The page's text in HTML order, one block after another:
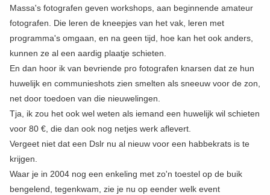
Massa's fotografen geven workshops, aan beginnende amateur
fotografen. Die leren de kneepjes van het vak, leren met
programma's omgaan, en na geen tijd, hoe kan het ook anders,
kunnen ze al een aardig plaatje schieten.
En dan hoor ik van bevriende pro fotografen knarsen dat ze hun
huwelijk en communieshots zien smelten als sneeuw voor de zon,
net door toedoen van die nieuwelingen.
Tja, ik zou het ook wel weten als iemand een huwelijk wil schieten
voor 80 €, die dan ook nog netjes werk aflevert.
Vergeet niet dat een Dslr nu al nieuw voor een habbekrats is te
krijgen.
Waar je in 2004 nog een enkeling met zo'n toestel op de buik
bengelend, tegenkwam, zie je nu op eender welk event